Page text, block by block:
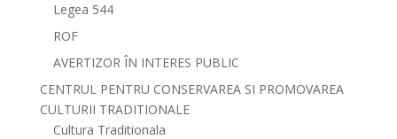
Legea 544
ROF
AVERTIZOR ÎN INTERES PUBLIC
CENTRUL PENTRU CONSERVAREA SI PROMOVAREA
CULTURII TRADITIONALE
Cultura Traditionala